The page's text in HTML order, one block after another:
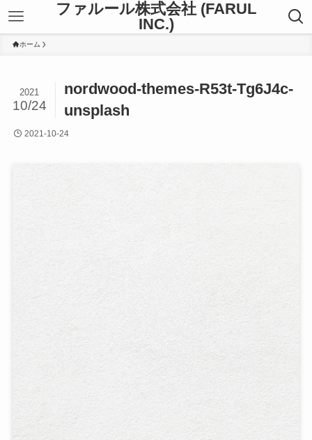
ファルール株式会社 (FARUL
INC.)
ホーム
nordwood-themes-R53t-Tg6J4c-
unsplash
2021
10/24
2021-10-24